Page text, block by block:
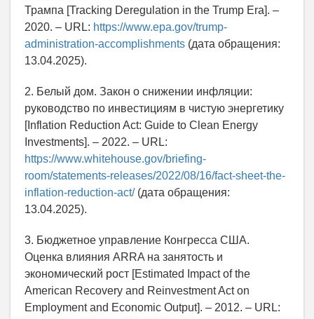
Трампа [Tracking Deregulation in the Trump Era]. –
2020. – URL: https://www.epa.gov/trump-
administration-accomplishments (дата обращения:
13.04.2025).
2. Белый дом. Закон о снижении инфляции:
руководство по инвестициям в чистую энергетику
[Inflation Reduction Act: Guide to Clean Energy
Investments]. – 2022. – URL:
https://www.whitehouse.gov/briefing-
room/statements-releases/2022/08/16/fact-sheet-the-
inflation-reduction-act/(дата обращения:
13.04.2025).
3. Бюджетное управление Конгресса США.
Оценка влияния ARRA на занятость и
экономический рост [Estimated Impact of the
American Recovery and Reinvestment Act on
Employment and Economic Output]. – 2012. – URL: